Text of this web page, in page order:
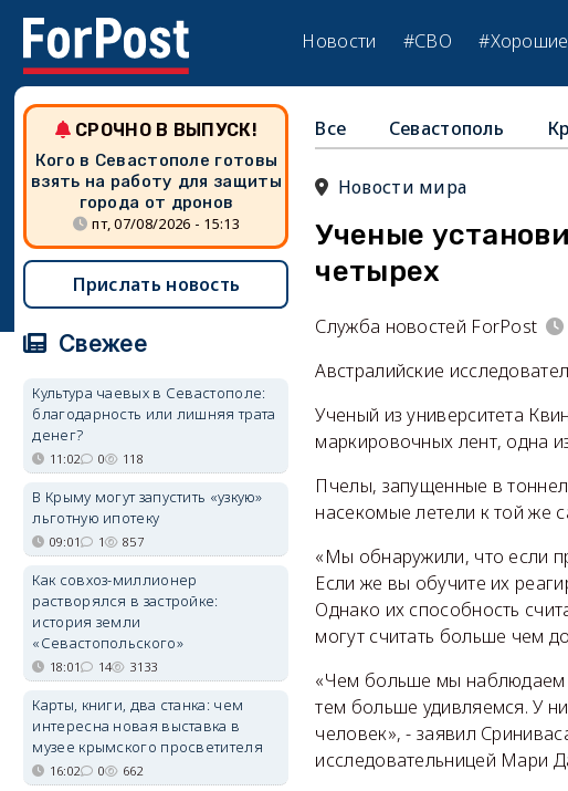
Новости #СВО
Все Севастополь
Новости мира
Ученые
четырех
Служба новостей ForPost
Австралийские
Ученый из университета
маркировочных лент, одна
Пчелы, запущенные в
насекомые летели к той же
«Мы обнаружили, что если
Если же вы обучите их
Однако их способность
могут считать больше чем
«Чем больше мы наблюдаем
тем больше удивляемся. У
человек», - заявил
исследовательницей Мари
СРОЧНО В ВЫПУСК!
Кого в Севастополе готовы
взять на работу для защиты
города от дронов
пт, 07/08/2026 - 15:13
Прислать новость
Свежее
Культура чаевых в Севастополе:
благодарность или лишняя трата
денег?
11:02 0 118
В Крыму могут запустить «узкую»
льготную ипотеку
09:01 1 857
Как совхоз-миллионер
растворялся в застройке:
история земли
«Севастопольского»
18:01 14 3133
Карты, книги, два станка: чем
интересна новая выставка в
музее крымского просветителя
16:02 0 662